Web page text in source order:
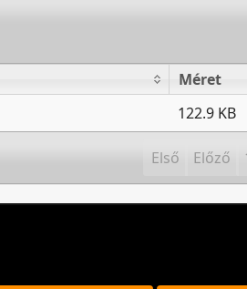
Méret
Méret
122.9 KB
Első Előző